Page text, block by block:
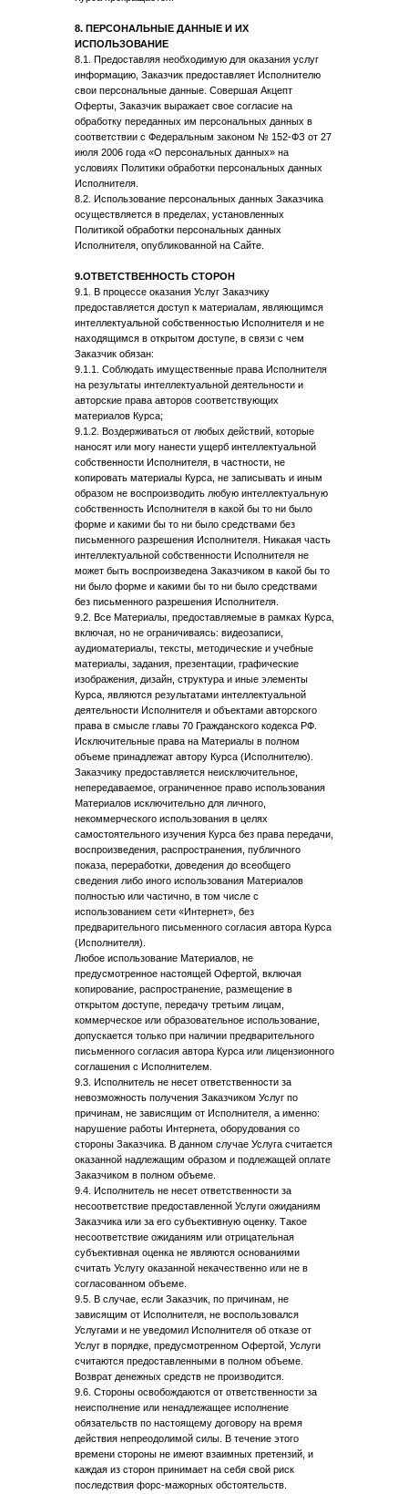
8. ПЕРСОНАЛЬНЫЕ ДАННЫЕ И ИХ
ИСПОЛЬЗОВАНИЕ
8.1. Предоставляя необходимую для оказания услуг
информацию, Заказчик предоставляет Исполнителю
свои персональные данные. Совершая Акцепт
Оферты, Заказчик выражает свое согласие на
обработку переданных им персональных данных в
соответствии с Федеральным законом № 152-ФЗ от 27
июля 2006 года «О персональных данных» на
условиях Политики обработки персональных данных
Исполнителя.
8.2. Использование персональных данных Заказчика
осуществляется в пределах, установленных
Политикой обработки персональных данных
Исполнителя, опубликованной на Сайте.
9.ОТВЕТСТВЕННОСТЬ СТОРОН
9.1. В процессе оказания Услуг Заказчику
предоставляется доступ к материалам, являющимся
интеллектуальной собственностью Исполнителя и не
находящимся в открытом доступе, в связи с чем
Заказчик обязан:
9.1.1. Соблюдать имущественные права Исполнителя
на результаты интеллектуальной деятельности и
авторские права авторов соответствующих
материалов Курса;
9.1.2. Воздерживаться от любых действий, которые
наносят или могу нанести ущерб интеллектуальной
собственности Исполнителя, в частности, не
копировать материалы Курса, не записывать и иным
образом не воспроизводить любую интеллектуальную
собственность Исполнителя в какой бы то ни было
форме и какими бы то ни было средствами без
письменного разрешения Исполнителя. Никакая часть
интеллектуальной собственности Исполнителя не
может быть воспроизведена Заказчиком в какой бы то
ни было форме и какими бы то ни было средствами
без письменного разрешения Исполнителя.
9.2. Все Материалы, предоставляемые в рамках Курса,
включая, но не ограничиваясь: видеозаписи,
аудиоматериалы, тексты, методические и учебные
материалы, задания, презентации, графические
изображения, дизайн, структура и иные элементы
Курса, являются результатами интеллектуальной
деятельности Исполнителя и объектами авторского
права в смысле главы 70 Гражданского кодекса РФ.
Исключительные права на Материалы в полном
объеме принадлежат автору Курса (Исполнителю).
Заказчику предоставляется неисключительное,
непередаваемое, ограниченное право использования
Материалов исключительно для личного,
некоммерческого использования в целях
самостоятельного изучения Курса без права передачи,
воспроизведения, распространения, публичного
показа, переработки, доведения до всеобщего
сведения либо иного использования Материалов
полностью или частично, в том числе с
использованием сети «Интернет», без
предварительного письменного согласия автора Курса
(Исполнителя).
Любое использование Материалов, не
предусмотренное настоящей Офертой, включая
копирование, распространение, размещение в
открытом доступе, передачу третьим лицам,
коммерческое или образовательное использование,
допускается только при наличии предварительного
письменного согласия автора Курса или лицензионного
соглашения с Исполнителем.
9.3. Исполнитель не несет ответственности за
невозможность получения Заказчиком Услуг по
причинам, не зависящим от Исполнителя, а именно:
нарушение работы Интернета, оборудования со
стороны Заказчика. В данном случае Услуга считается
оказанной надлежащим образом и подлежащей оплате
Заказчиком в полном объеме.
9.4. Исполнитель не несет ответственности за
несоответствие предоставленной Услуги ожиданиям
Заказчика или за его субъективную оценку. Такое
несоответствие ожиданиям или отрицательная
субъективная оценка не являются основаниями
считать Услугу оказанной некачественно или не в
согласованном объеме.
9.5. В случае, если Заказчик, по причинам, не
зависящим от Исполнителя, не воспользовался
Услугами и не уведомил Исполнителя об отказе от
Услуг в порядке, предусмотренном Офертой, Услуги
считаются предоставленными в полном объеме.
Возврат денежных средств не производится.
9.6. Стороны освобождаются от ответственности за
неисполнение или ненадлежащее исполнение
обязательств по настоящему договору на время
действия непреодолимой силы. В течение этого
времени стороны не имеют взаимных претензий, и
каждая из сторон принимает на себя свой риск
последствия форс-мажорных обстоятельств.
© Все права защищены.
Регистрационный номер в реестре
Роскомнадзора 78-25-068893
от 12.02.2025
ИНН 470417111929
Публичная оферта по каждому курсу
опубликована по кнопке перехода
на форму регистрации
Согласие на обработку персональных данных
dilam.project@gmail.com
+79258909142
КОНТАКТЫ
Политика конфиденциальности
ДОКУМЕНТЫ
ИП Дилам Анжела Александровна
ОРГАНИЗАЦИЯ